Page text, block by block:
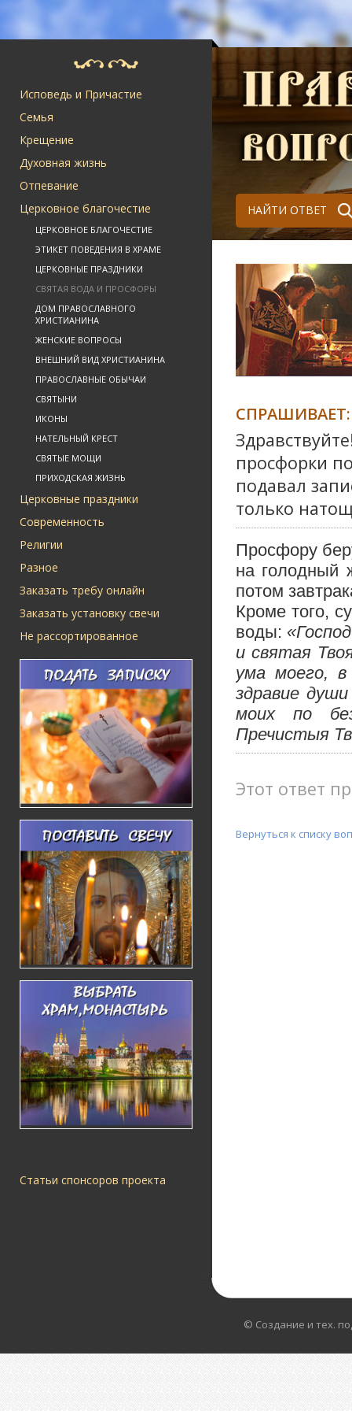
Исповедь и Причастие
Семья
Крещение
Духовная жизнь
Отпевание
Церковное благочестие
ЦЕРКОВНОЕ БЛАГОЧЕСТИЕ
ЭТИКЕТ ПОВЕДЕНИЯ В ХРАМЕ
ЦЕРКОВНЫЕ ПРАЗДНИКИ
СВЯТАЯ ВОДА И ПРОСФОРЫ
ДОМ ПРАВОСЛАВНОГО
ХРИСТИАНИНА
ЖЕНСКИЕ ВОПРОСЫ
ВНЕШНИЙ ВИД ХРИСТИАНИНА
ПРАВОСЛАВНЫЕ ОБЫЧАИ
СВЯТЫНИ
ИКОНЫ
НАТЕЛЬНЫЙ КРЕСТ
СВЯТЫЕ МОЩИ
ПРИХОДСКАЯ ЖИЗНЬ
Церковные праздники
Современность
Религии
Разное
Заказать требу онлайн
Заказать установку свечи
Не рассортированное
Статьи спонсоров проекта
НАЙТИ ОТВЕТ
СПРАШИВАЕТ:
просфорки
подавал
только
Просфору
на голодный
потом
Кроме того,
воды:
и святая
ума моего,
здравие
моих по
Пречистыя
Этот ответ
Вернуться к списку
© Создание и тех.